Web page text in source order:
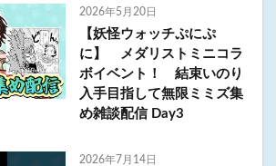
2026年5月20日
【妖怪ウォッチぷにぷ
に】 メダリストミニコラ
ボイベント！ 結束いのり
入手目指して無限ミミズ集
め雑談配信 Day3
2026年7月14日